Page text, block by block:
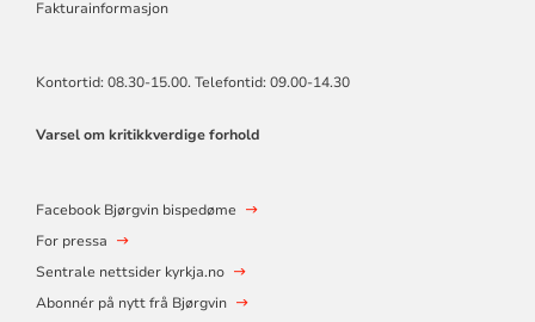
Fakturainformasjon
Kontortid: 08.30-15.00. Telefontid: 09.00-14.30
Varsel om kritikkverdige forhold
Facebook Bjørgvin bispedøme
For pressa
Sentrale nettsider kyrkja.no
Abonnér på nytt frå Bjørgvin